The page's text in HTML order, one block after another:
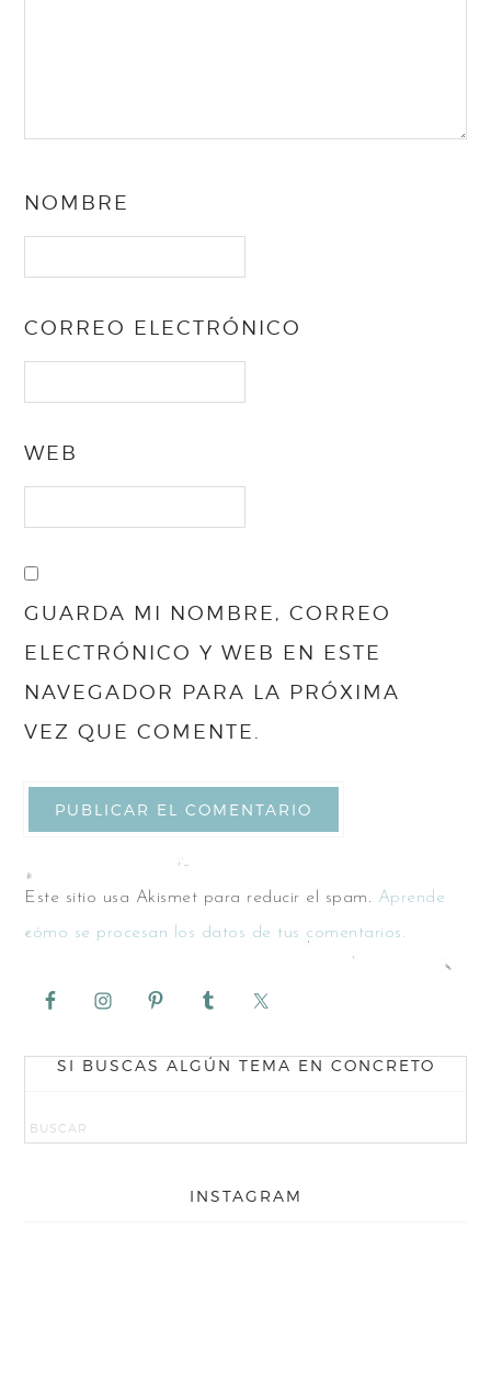
NOMBRE
CORREO ELECTRÓNICO
WEB
GUARDA MI NOMBRE, CORREO
ELECTRÓNICO Y WEB EN ESTE
NAVEGADOR PARA LA PRÓXIMA
VEZ QUE COMENTE.
Este sitio usa Akismet para reducir el spam. Aprende
cómo se procesan los datos de tus comentarios.
SI BUSCAS ALGÚN TEMA EN CONCRETO
INSTAGRAM